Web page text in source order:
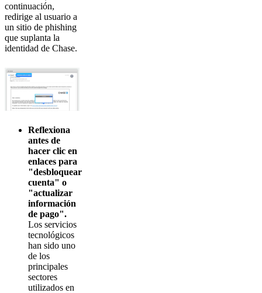
continuación,
redirige al usuario a
un sitio de phishing
que suplanta la
identidad de Chase.
Reflexiona
antes de
hacer clic en
enlaces para
"desbloquear
cuenta" o
"actualizar
información
de pago".
Los servicios
tecnológicos
han sido uno
de los
principales
sectores
utilizados en